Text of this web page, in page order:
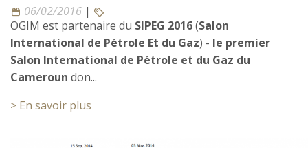
06/02/2016 |
OGIM est partenaire du SIPEG 2016(Salon
International de Pétrole Et du Gaz) - le premier
Salon International de Pétrole et du Gaz du
Cameroun don...
> En savoir plus